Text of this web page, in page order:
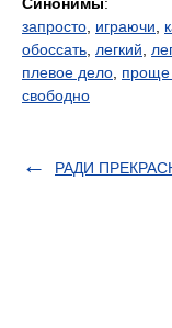
запросто играючи
обоссать легкий
плевое дело проще
свободно
РАДИ